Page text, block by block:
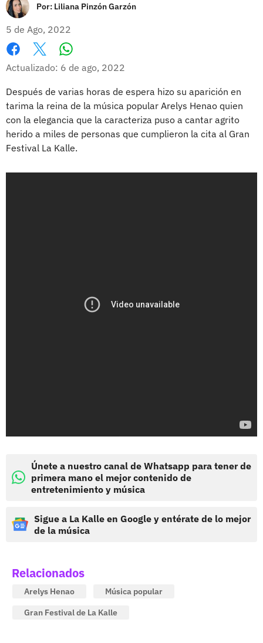
Por: Liliana Pinzón Garzón
5 de Ago, 2022
Facebook
X
Actualizado: 6 de ago, 2022
Después de varias horas de espera hizo su aparición en
tarima la reina de la música popular Arelys Henao quien
con la elegancia que la caracteriza puso a cantar agrito
herido a miles de personas que cumplieron la cita al Gran
Festival La Kalle.
Únete a nuestro canal de Whatsapp para tener de
primera mano el mejor contenido de
entretenimiento y música
Sigue a La Kalle en Google y entérate de lo mejor
de la música
Relacionados
Arelys Henao
Música popular
Gran Festival de La Kalle